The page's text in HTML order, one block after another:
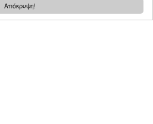
Απόκρυψη!